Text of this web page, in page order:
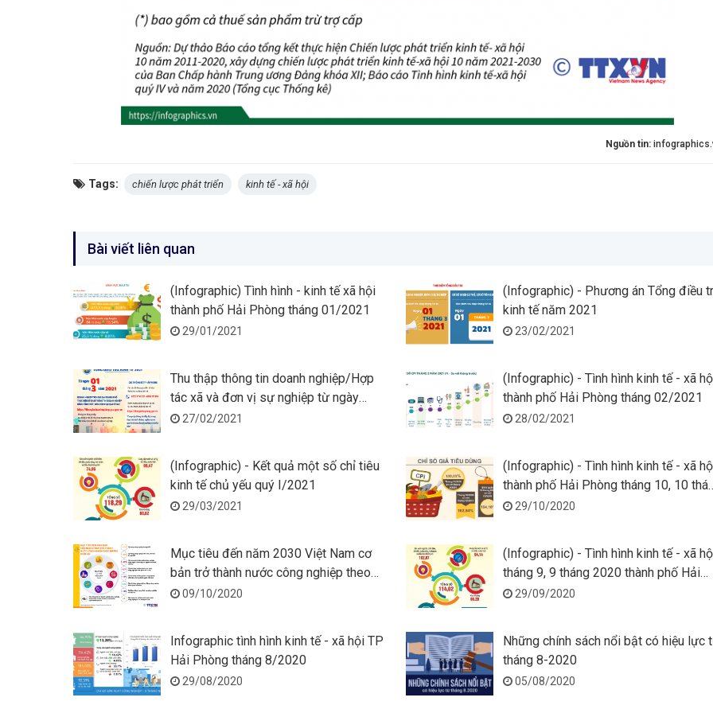
Nguồn tin:
Tags: chiến lược phát triển kinh tế - xã hội
Bài viết liên quan
(Infographic) Tình hình - kinh tế xã hội
thành phố Hải Phòng tháng 01/2021
29/01/2021
(Infographic) - Phương án Tổng điều
kinh tế năm 2021
23/02/2021
Thu thập thông tin doanh nghiệp/Hợp
tác xã và đơn vị sự nghiệp từ ngày
01/3/2021
27/02/2021
(Infographic) - Tình hình kinh tế - xã
thành phố Hải Phòng tháng 02/2021
28/02/2021
(Infographic) - Kết quả một số chỉ tiêu
kinh tế chủ yếu quý I/2021
29/03/2021
(Infographic) - Tình hình kinh tế - xã
thành phố Hải Phòng tháng 10, 10
năm 2020
29/10/2020
Mục tiêu đến năm 2030 Việt Nam cơ
bản trở thành nước công nghiệp theo
hướng hiện đại
09/10/2020
(Infographic) - Tình hình kinh tế - xã
tháng 9, 9 tháng 2020 thành phố Hải
Phòng
29/09/2020
Infographic tình hình kinh tế - xã hội TP
Hải Phòng tháng 8/2020
29/08/2020
Những chính sách nổi bật có hiệu lực
tháng 8-2020
05/08/2020